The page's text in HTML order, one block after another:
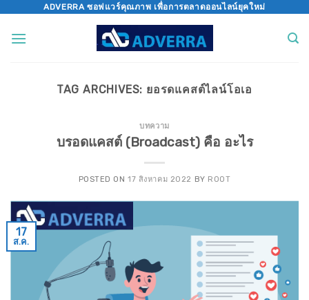
content
ADVERRA ซอฟแวร์คุณภาพ เพื่อการตลาดออนไลน์ยุคใหม่
TAG ARCHIVES: ยอรดแคสต์ไลน์โอเอ
บทความ
บรอดแคสต์ (Broadcast) คือ อะไร
POSTED ON17 สิงหาคม 2022 BY ROOT
17
ส.ค.